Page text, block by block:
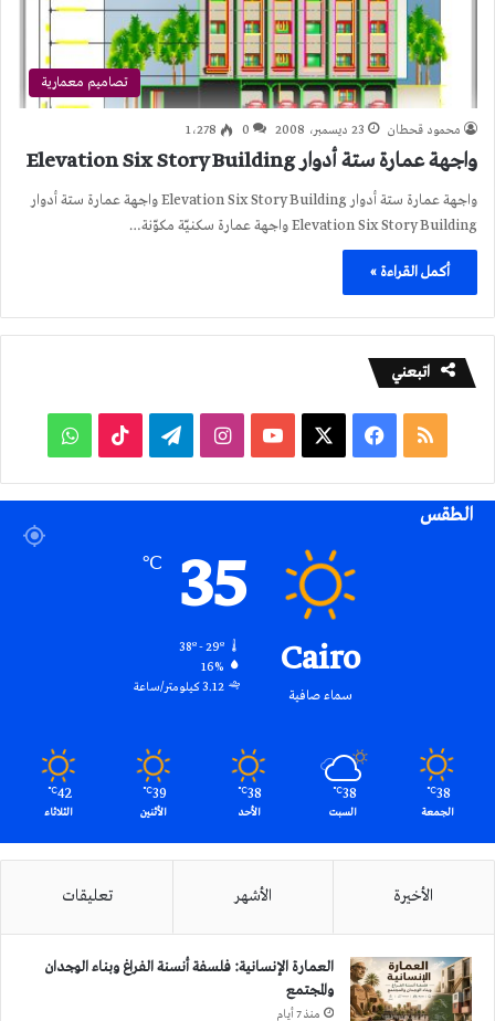
تصاميم معمارية
محمود قحطان 23 ديسمبر، 2008 0 1٬278
واجهة عمارة ستة أدوار Elevation Six Story Building
واجهة عمارة ستة أدوار Elevation Six Story Building واجهة عمارة ستة أدوار
Elevation Six Story Building واجهة عمارة سكنيّة مكوّنة…
أكمل القراءة »
اتبعني
ملخص
الموقع
فيسبوك ‫YouTubeانستقرامتيلقرام ‫TikTokواتساب
الطقس
Cairo
سماء صافية
35
℃
38º - 29º
16%
3.12 كيلومتر/ساعة
38
℃
الجمعة
38
℃
السبت
38
℃
الأحد
39
℃
الأثنين
42
℃
الثلاثاء
الأخيرة الأشهر تعليقات
العمارة الإنسانية: فلسفة أنسنة الفراغ وبناء الوجدان
والمجتمع
منذ 7 أيام